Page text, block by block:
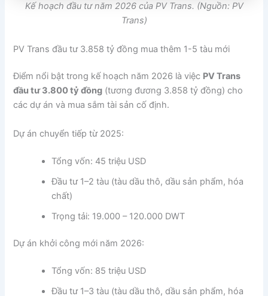
Kế hoạch đầu tư năm 2026 của PV Trans. (Nguồn: PV
Trans)
PV Trans đầu tư 3.858 tỷ đồng mua thêm 1-5 tàu mới
Điểm nổi bật trong kế hoạch năm 2026 là việc PV Trans
đầu tư 3.800 tỷ đồng (tương đương 3.858 tỷ đồng) cho
các dự án và mua sắm tài sản cố định.
Dự án chuyển tiếp từ 2025:
Tổng vốn: 45 triệu USD
Đầu tư 1–2 tàu (tàu dầu thô, dầu sản phẩm, hóa
chất)
Trọng tải: 19.000 – 120.000 DWT
Dự án khởi công mới năm 2026:
Tổng vốn: 85 triệu USD
Đầu tư 1–3 tàu (tàu dầu thô, dầu sản phẩm, hóa